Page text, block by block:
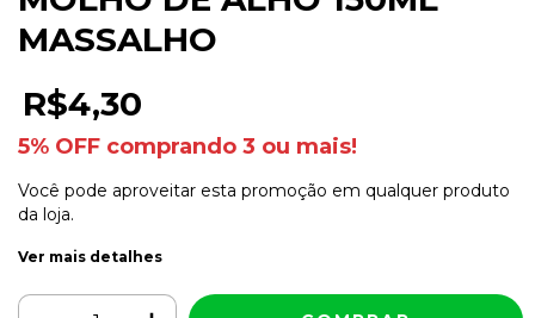
MASSALHO
R$4,30
5% OFF comprando 3 ou mais!
Você pode aproveitar esta promoção em qualquer produto
da loja.
Ver mais detalhes